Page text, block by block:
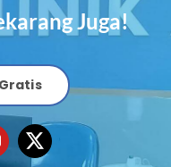
Juga!